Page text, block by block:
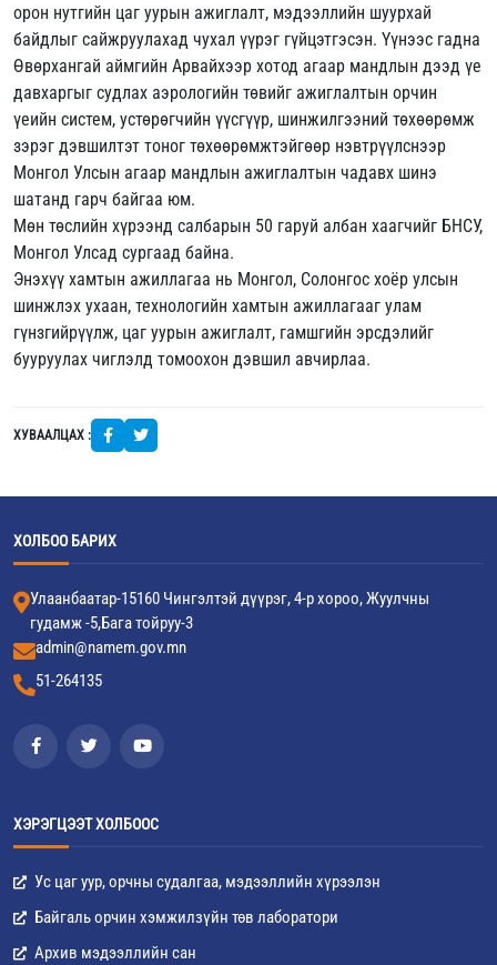
орон нутгийн цаг уурын ажиглалт, мэдээллийн шуурхай
байдлыг сайжруулахад чухал үүрэг гүйцэтгэсэн. Үүнээс гадна
Өвөрхангай аймгийн Арвайхээр хотод агаар мандлын дээд үе
давхаргыг судлах аэрологийн төвийг ажиглалтын орчин
үеийн систем, устөрөгчийн үүсгүүр, шинжилгээний төхөөрөмж
зэрэг дэвшилтэт тоног төхөөрөмжтэйгөөр нэвтрүүлснээр
Монгол Улсын агаар мандлын ажиглалтын чадавх шинэ
шатанд гарч байгаа юм.
Мөн төслийн хүрээнд салбарын 50 гаруй албан хаагчийг БНСУ,
Монгол Улсад сургаад байна.
Энэхүү хамтын ажиллагаа нь Монгол, Солонгос хоёр улсын
шинжлэх ухаан, технологийн хамтын ажиллагааг улам
гүнзгийрүүлж, цаг уурын ажиглалт, гамшгийн эрсдэлийг
бууруулах чиглэлд томоохон дэвшил авчирлаа.
ХУВААЛЦАХ :
ХОЛБОО БАРИХ
Улаанбаатар-15160 Чингэлтэй дүүрэг, 4-р хороо, Жуулчны
гудамж -5,Бага тойруу-3
admin@namem.gov.mn
51-264135
ХЭРЭГЦЭЭТ ХОЛБООС
Ус цаг уур, орчны судалгаа, мэдээллийн хүрээлэн
Байгаль орчин хэмжилзүйн төв лаборатори
Архив мэдээллийн сан